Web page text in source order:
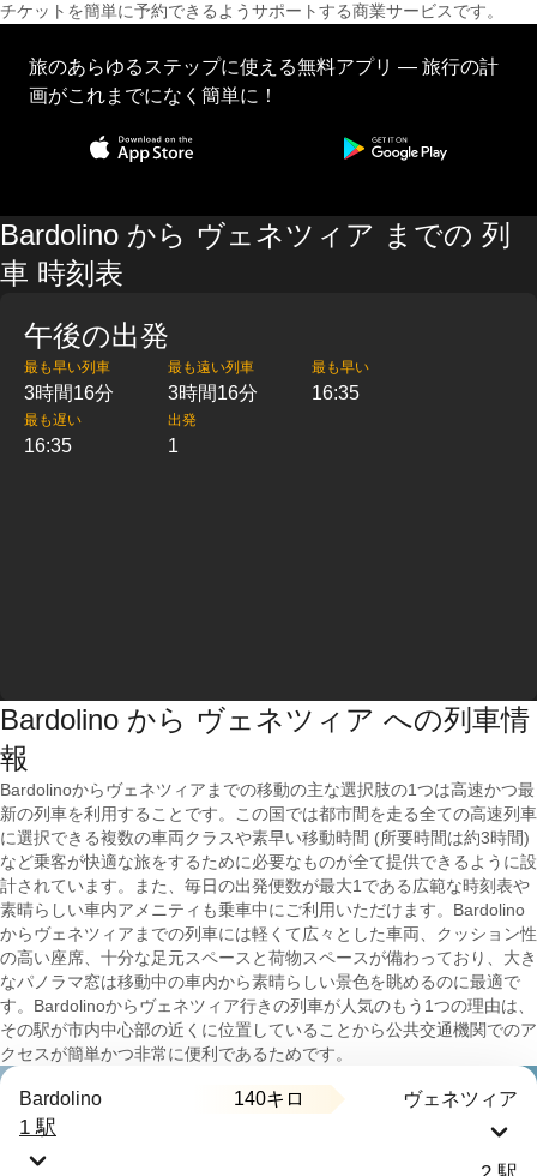
チケットを簡単に予約できるようサポートする商業サービスです。
旅のあらゆるステップに使える無料アプリ — 旅行の計
画がこれまでになく簡単に！
Bardolino から ヴェネツィア までの 列
車 時刻表
午後の出発
最も早い列車
3時間16分
最も遠い列車
3時間16分
最も早い
16:35
最も遅い
16:35
出発
1
Bardolino から ヴェネツィア への列車情
報
Bardolinoからヴェネツィアまでの移動の主な選択肢の1つは高速かつ最
新の列車を利用することです。この国では都市間を走る全ての高速列車
に選択できる複数の車両クラスや素早い移動時間 (所要時間は約3時間)
など乗客が快適な旅をするために必要なものが全て提供できるように設
計されています。また、毎日の出発便数が最大1である広範な時刻表や
素晴らしい車内アメニティも乗車中にご利用いただけます。Bardolino
からヴェネツィアまでの列車には軽くて広々とした車両、クッション性
の高い座席、十分な足元スペースと荷物スペースが備わっており、大き
なパノラマ窓は移動中の車内から素晴らしい景色を眺めるのに最適で
す。Bardolinoからヴェネツィア行きの列車が人気のもう1つの理由は、
その駅が市内中心部の近くに位置していることから公共交通機関でのア
クセスが簡単かつ非常に便利であるためです。
Bardolino 140キロ ヴェネツィア
1 駅